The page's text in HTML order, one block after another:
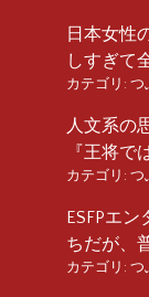
日本女性
しすぎて
カテゴリ: つ
人文系の
『王将で
カテゴリ: つ
ESFPエ
ちだが、
カテゴリ: つ